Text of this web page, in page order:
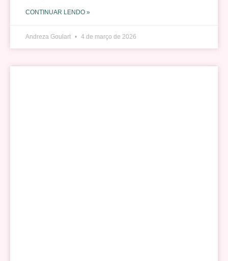
CONTINUAR LENDO »
Andreza Goulart 4 de março de 2026